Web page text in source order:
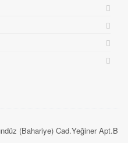
(Bahariye) Cad.Yeğiner Apt.B